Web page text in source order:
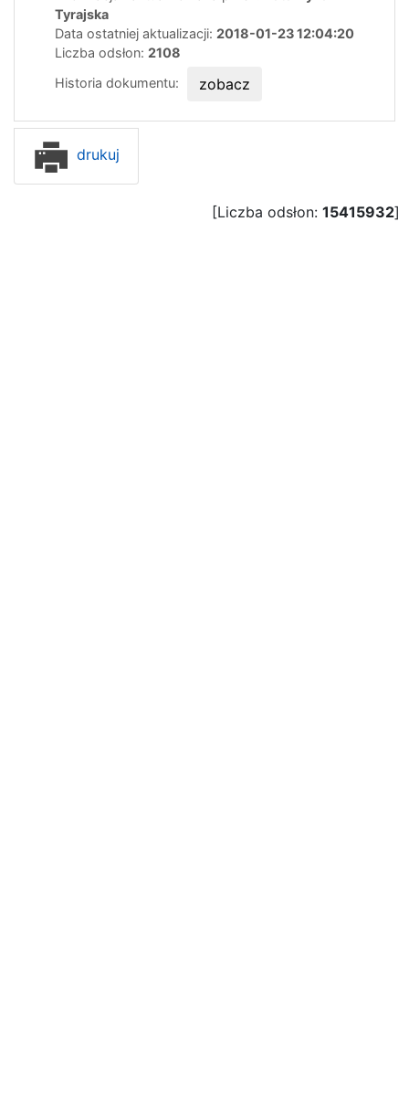
Tyrajska
Data ostatniej aktualizacji: 2018-01-23 12:04:20
Liczba odsłon: 2108
Historia dokumentu:
zobacz
drukuj
[Liczba odsłon: 15415932]